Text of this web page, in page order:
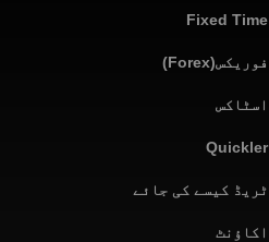
Fixed Time
فوریکس(Forex)
اسٹاکس
Quickler
ٹریڈ کیسے کی جائے
اکاؤنٹ